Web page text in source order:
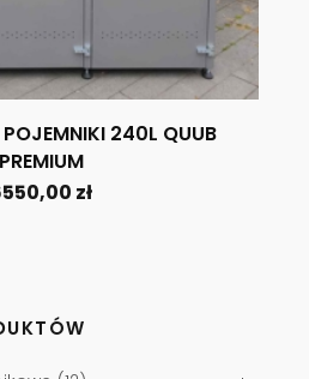
240L QUUB
PREMIUM
zł